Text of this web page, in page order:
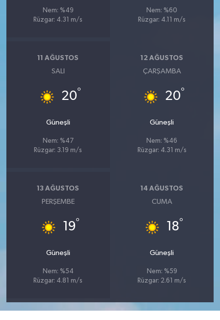
Nem: %49
Rüzgar: 4.31 m/s
Nem: %60
Rüzgar: 4.11 m/s
11 AĞUSTOS
SALI
20°
Güneşli
Nem: %47
Rüzgar: 3.19 m/s
12 AĞUSTOS
ÇARŞAMBA
20°
Güneşli
Nem: %46
Rüzgar: 4.31 m/s
13 AĞUSTOS
PERŞEMBE
19°
Güneşli
Nem: %54
Rüzgar: 4.81 m/s
14 AĞUSTOS
CUMA
18°
Güneşli
Nem: %59
Rüzgar: 2.61 m/s